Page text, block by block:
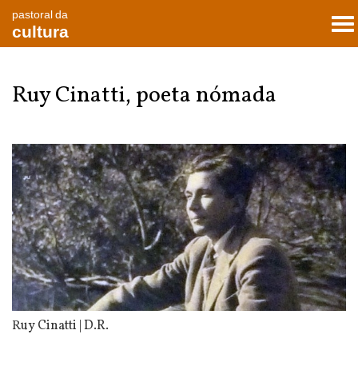
pastoral da
cultura
Ruy Cinatti, poeta nómada
Ruy Cinatti | D.R.